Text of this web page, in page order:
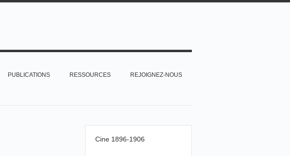
PUBLICATIONS RESSOURCES REJOIGNEZ-NOUS
Cine 1896-1906